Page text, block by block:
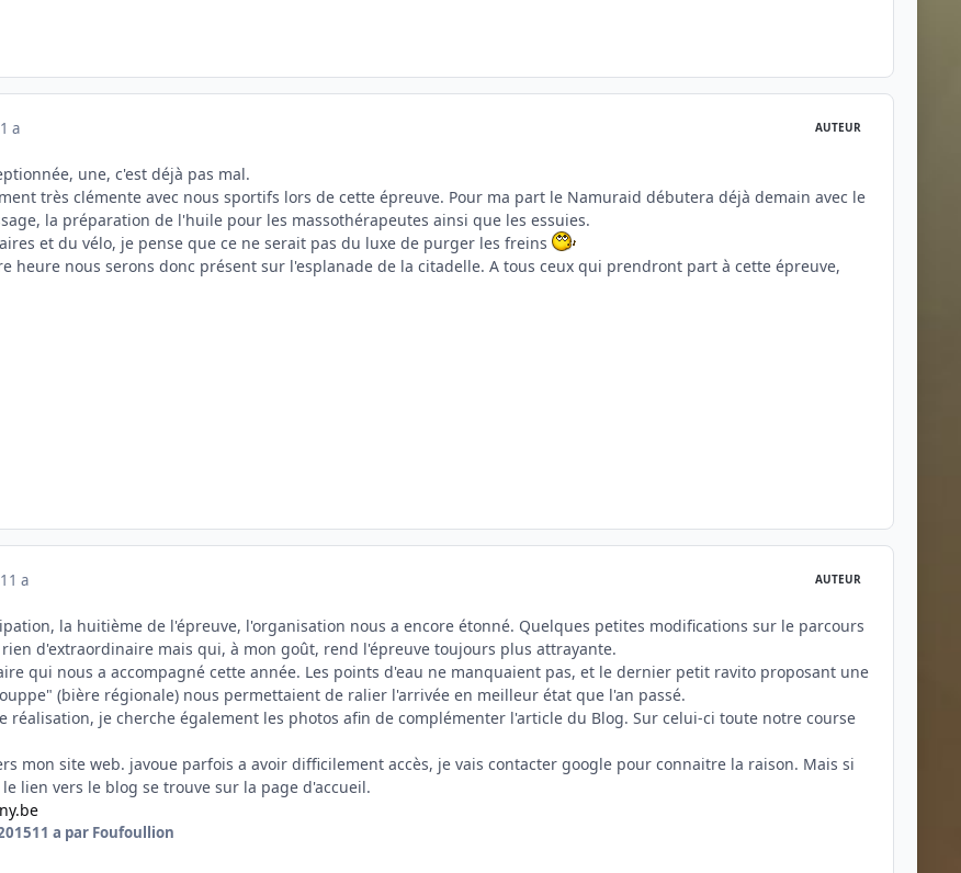
a AUTEUR
une, c'est déjà pas mal.
très clémente avec nous sportifs lors de cette épreuve. Pour ma part le Namuraid débutera déjà demain avec le
la préparation de l'huile pour les massothérapeutes ainsi que les essuies.
et du vélo, je pense que ce ne serait pas du luxe de purger les freins
heure nous serons donc présent sur l'esplanade de la citadelle. A tous ceux qui prendront part à cette épreuve,
11 a AUTEUR
la huitième de l'épreuve, l'organisation nous a encore étonné. Quelques petites modifications sur le parcours
d'extraordinaire mais qui, à mon goût, rend l'épreuve toujours plus attrayante.
qui nous a accompagné cette année. Les points d'eau ne manquaient pas, et le dernier petit ravito proposant une
(bière régionale) nous permettaient de ralier l'arrivée en meilleur état que l'an passé.
réalisation, je cherche également les photos afin de complémenter l'article du Blog. Sur celui-ci toute notre course
mon site web. javoue parfois a avoir difficilement accès, je vais contacter google pour connaitre la raison. Mais si
le lien vers le blog se trouve sur la page d'accueil.
11 a par Foufoullion